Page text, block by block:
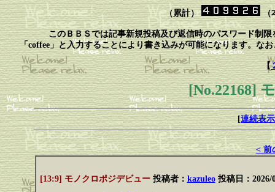
（累計） （
このＢＢＳでは記事新規投稿及び返信時のパスワード制
「coffee」と入力することにより書き込みが可能になります。な
【
[No.22168]
[連続表示
< 前
[13:9] モノクロポジデビュー投稿者： kazuleo投稿日：2026/